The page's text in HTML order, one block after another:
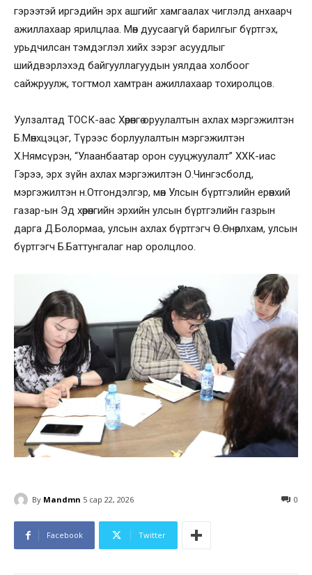
гэрээтэй иргэдийн эрх ашгийг хамгаалах чиглэлд анхаарч
ажиллахаар ярилцлаа. Мөн дуусаагүй барилгыг бүртгэх,
урьдчилсан тэмдэглэл хийх зэрэг асуудлыг
шийдвэрлэхэд байгууллагуудын уялдаа холбоог
сайжруулж, тогтмол хамтран ажиллахаар тохиролцов.
Уулзалтад ТОСК-аас Хөрөнгө оруулалтын ахлах мэргэжилтэн
Б.Мөнхцэцэг, Түрээс борлуулалтын мэргэжилтэн
Х.Нямсүрэн, “Улаанбаатар орон сууцжуулалт” ХХК-иас
Гэрээ, эрх зүйн ахлах мэргэжилтэн О.Чингэсболд,
мэргэжилтэн н.Отгондэлгэр, мөн Улсын бүртгэлийн ерөнхий
газар-ын Эд хөрөнгийн эрхийн улсын бүртгэлийн газрын
дарга Д.Болормаа, улсын ахлах бүртгэгч Ө.Өнөрлхам, улсын
бүртгэгч Б.Баттунгалаг нар оролцлоо.
By Mandmn 5 сар 22, 2026 0
Facebook Twitter